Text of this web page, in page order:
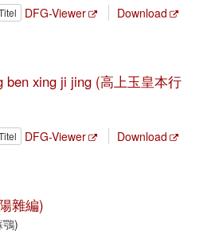
DFG-Viewer Download
ben xing ji jing (高上玉皇本行
DFG-Viewer Download
雜編)
)